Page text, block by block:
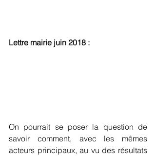
Lettre mairie juin 2018 :
On pourrait se poser la question de
savoir comment, avec les mêmes
acteurs principaux, au vu des résultats